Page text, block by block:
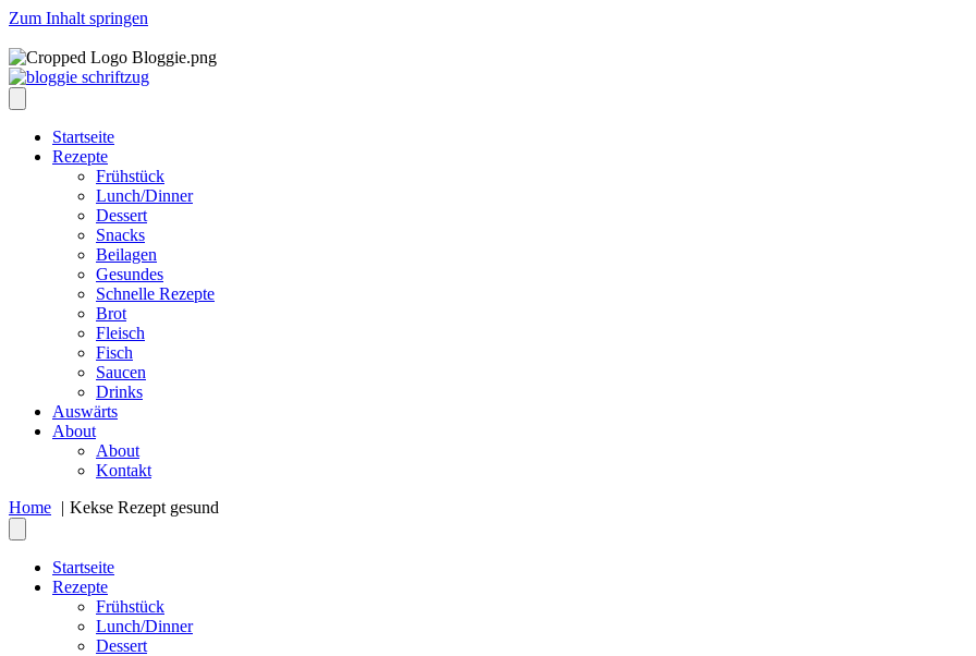
Zum Inhalt springen
Startseite
Rezepte
Frühstück
Lunch/Dinner
Dessert
Snacks
Beilagen
Gesundes
Schnelle Rezepte
Brot
Fleisch
Fisch
Saucen
Drinks
Auswärts
About
About
Kontakt
Home
Kekse Rezept gesund
Startseite
Rezepte
Frühstück
Lunch/Dinner
Dessert